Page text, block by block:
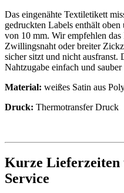
Das eingenähte Textiletikett
gedruckten Labels enthält
von 10 mm. Wir empfehlen
Zwillingsnaht oder breiter
sicher sitzt und nicht ausfranst.
Nahtzugabe einfach und
Material: weißes Satin aus
Druck: Thermotransfer Druck
Kurze Lieferzeiten
Service